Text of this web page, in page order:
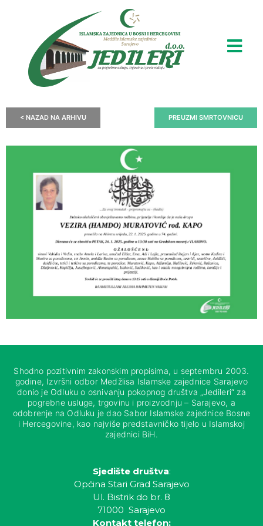
< NAZAD NA ARHIVU PREUZMI SMRTOVNICU
Shodno pozitivnim zakonskim propisima, u septembru 2003.
godine, Izvršni odbor Medžlisa Islamske zajednice Sarajevo
donio je Odluku o osnivanju pokopnog društva „Jedileri“ za
pogrebne usluge, trgovinu i proizvodnju – Sarajevo, a
odobrenje na Odluku je dao Sabor Islamske zajednice Bosne
i Hercegovine, kao najviše predstavničko tijelo u Islamskoj
zajednici BiH.
Sjedište društva:
Općina Stari Grad Sarajevo
Ul. Bistrik do br. 8
71000 Sarajevo
Kontakt telefon: